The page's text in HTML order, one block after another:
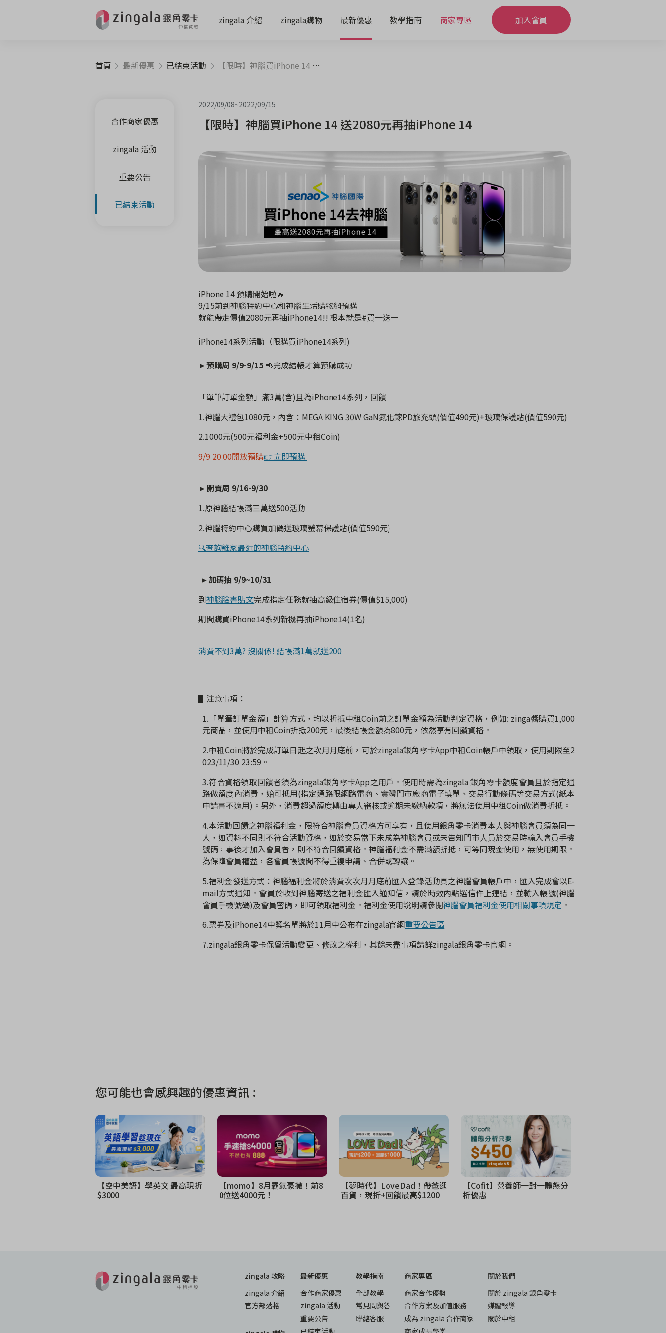
zingala 介紹 zingala購物 最新優惠 教學指南 商家專區 加入會員
首頁 最新優惠 已結束活動 【限時】神腦買iPhone 14 送2080元再抽iPhone 14
合作商家優惠
zingala 活動
重要公告
已結束活動
2022/09/08~2022/09/15
【限時】神腦買iPhone 14 送2080元再抽iPhone 14
iPhone 14 預購開始啦🔥
9/15前到神腦特約中心和神腦生活購物網預購
就能帶走價值2080元再抽iPhone14!! 根本就是#買一送一
iPhone14系列活動（限購買iPhone14系列)
►預購周 9/9-9/15 📢完成結帳才算預購成功
「單筆訂單金額」滿3萬(含)且為iPhone14系列，回饋
1.神腦大禮包1080元， 內含： MEGA KING 30W GaN氮化鎵PD旅充頭(價值490元)+玻璃保護貼(價值590元)
2.1000元(500元福利金+500元中租Coin)
9/9 20:00開放預購👉立即預購
►開賣周 9/16-9/30
1.原神腦結帳滿三萬送500活動
2.神腦特約中心購買加碼送玻璃螢幕保護貼(價值590元)
🔍查詢離家最近的神腦特約中心
►加碼抽 9/9~10/31
到神腦臉書貼文完成指定任務就抽高級住宿券(價值$15,000)
期間購買iPhone14系列新機再抽iPhone14(1名)
消費不到3萬? 沒關係! 結帳滿1萬就送200
▋注意事項：
1. 「單筆訂單金額」計算方式，均以折抵中租Coin前之訂單金額為活動判定資格，例如: zinga醬購買1,000
元商品，並使用中租Coin折抵200元，最後結帳金額為800元，依然享有回饋資格。
2.中租Coin將於完成訂單日起之次月月底前，可於zingala銀角零卡App中租Coin帳戶中領取，使用期限至2
023/11/30 23:59 。
3.符合資格領取回饋者須為zingala銀角零卡App之用戶。使用時需為zingala銀角零卡額度會員且於指定通
路做額度內消費，始可抵用(指定通路限網路電商、實體門市廠商電子填單、交易行動條碼等交易方式(紙本
申請書不適用) 。另外，消費超過額度轉由專人審核或逾期未繳納款項，將無法使用中租Coin做消費折抵。
4.本活動回饋之神腦福利金，限符合神腦會員資格方可享有，且使用銀角零卡消費本人與神腦會員須為同一
人，如資料不同則不符合活動資格，如於交易當下未成為神腦會員或未告知門市人員於交易時輸入會員手機
號碼，事後才加入會員者，則不符合回饋資格。神腦福利金不需滿額折抵，可等同現金使用，無使用期限。
為保障會員權益，各會員帳號間不得重複申請、合併或轉讓。
5.福利金發送方式：神腦福利金將於消費次次月月底前匯入登錄活動頁之神腦會員帳戶中，匯入完成會以E-
mail方式通知。會員於收到神腦寄送之福利金匯入通知信，請於時效內點選信件上連結，並輸入帳號(神腦
會員手機號碼)及會員密碼，即可領取福利金。福利金使用說明請參閱神腦會員福利金使用相關事項規定 。
6.票券及iPhone14中獎名單將於11月中公布在zingala官網重要公告區
7.zingala銀角零卡保留活動變更、修改之權利，其餘未盡事項請詳zingala銀角零卡官網。
您可能也會感興趣的優惠資訊 :
【空中美語】學英文 最高現折
$3000
【momo】8月霸氣豪撒！前8
0位送4000元！
【夢時代】LoveDad！帶爸逛
百貨，現折+回饋最高$1200
【Cofit】營養師一對一體態分
析優惠
zingala 攻略
zingala 介紹
官方部落格
最新優惠
合作商家優惠
zingala 活動
重要公告
已結束活動
教學指南
全部教學
常見問與答
聯絡客服
商家專區
商家合作優勢
合作方案及加值服務
成為 zingala 合作商家
商家成長學堂
關於我們
關於 zingala 銀角零卡
媒體報導
關於中租